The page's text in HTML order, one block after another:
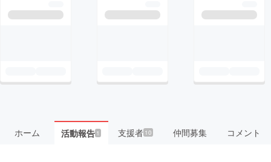
ホーム 活動報告1 支援者 10 仲間募集 コメント